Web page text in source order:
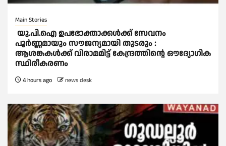
Main Stories
യു.പി.ഐ ഉപഭോക്താക്കള്‍ക്ക് സേവനം
പൂര്‍ണ്ണമായും സൗജന്യമായി തുടരും :
ആശങ്കകള്‍ക്ക് വിരാമമിട്ട് കേന്ദ്രത്തിന്റെ ഔദ്യോഗിക
സ്ഥിരീകരണം
4 hours ago news desk